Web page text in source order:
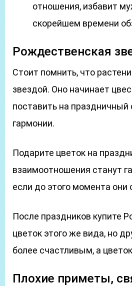
отношения, избавит
скорейшем времени
Рождественская
Стоит помнить, что
звездой. Оно начинает
поставить на
гармонии.
Подарите цветок на
взаимоотношения станут
если до этого момента они
После праздников купите
цветок этого же вида, но
более счастливым, а
Плохие приметы,